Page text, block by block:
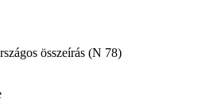
összeírás (N 78)